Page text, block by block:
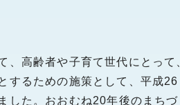
、高齢者や子育て世代にとっ
するための施策として、平成
した。おおむね20年後のまち